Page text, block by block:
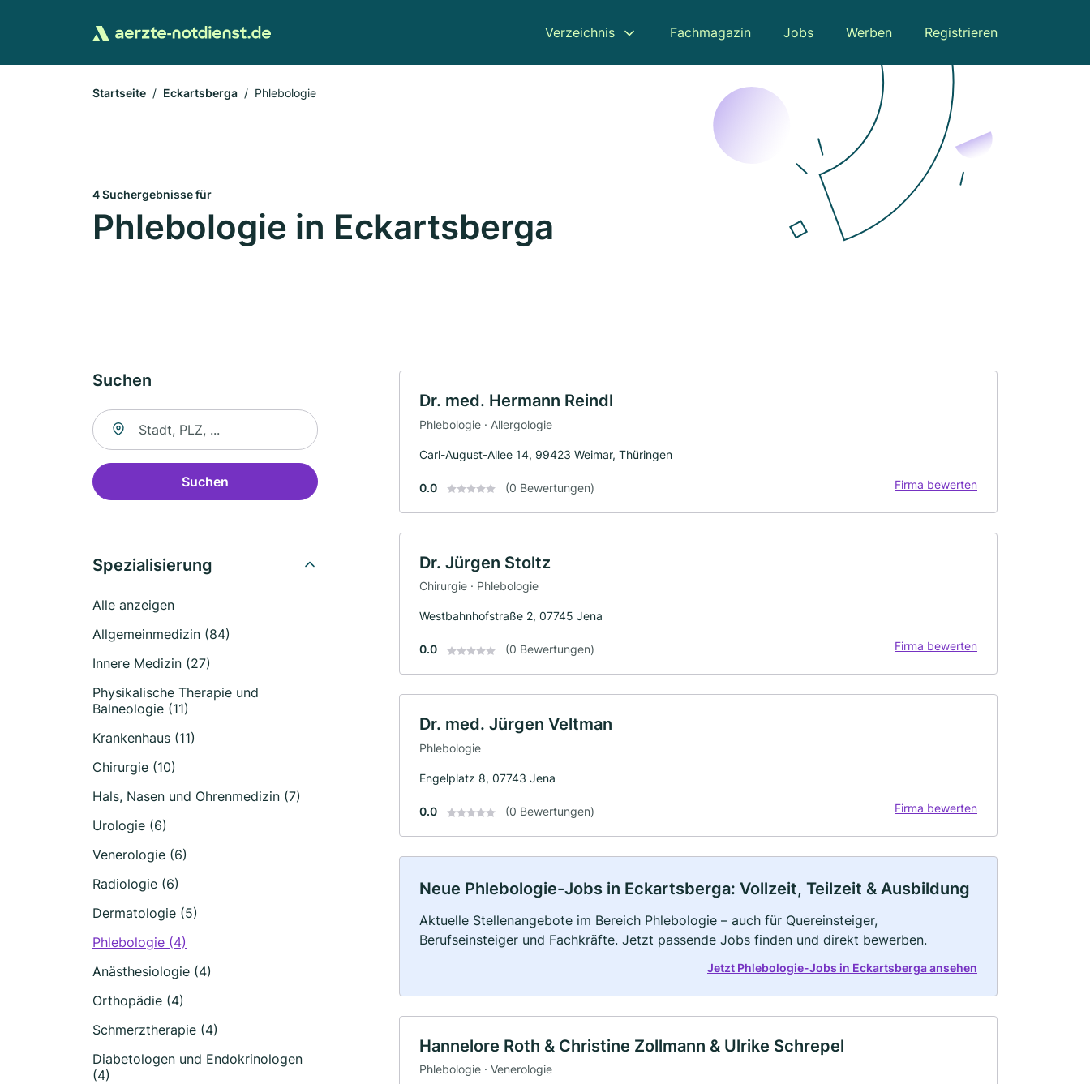
Verzeichnis Fachmagazin Jobs Werben Registrieren
Startseite Eckartsberga Phlebologie
4 Suchergebnisse für
Phlebologie in Eckartsberga
Suchen
Suche nach Ort
Suchen
Spezialisierung
Alle anzeigen
Allgemeinmedizin (84)
Innere Medizin (27)
Physikalische Therapie und
Balneologie (11)
Krankenhaus (11)
Chirurgie (10)
Hals, Nasen und Ohrenmedizin (7)
Urologie (6)
Venerologie (6)
Radiologie (6)
Dermatologie (5)
Phlebologie (4)
Anästhesiologie (4)
Orthopädie (4)
Schmerztherapie (4)
Diabetologen und Endokrinologen
(4)
Dr. med. Hermann Reindl
Phlebologie · Allergologie
Carl-August-Allee 14, 99423 Weimar, Thüringen
0.0 (0 Bewertungen) Firma bewerten
Dr. Jürgen Stoltz
Chirurgie · Phlebologie
Westbahnhofstraße 2, 07745 Jena
0.0 (0 Bewertungen) Firma bewerten
Dr. med. Jürgen Veltman
Phlebologie
Engelplatz 8, 07743 Jena
0.0 (0 Bewertungen) Firma bewerten
Neue Phlebologie-Jobs in Eckartsberga: Vollzeit, Teilzeit & Ausbildung
Aktuelle Stellenangebote im Bereich Phlebologie – auch für Quereinsteiger,
Berufseinsteiger und Fachkräfte. Jetzt passende Jobs finden und direkt bewerben.
Jetzt Phlebologie-Jobs in Eckartsberga ansehen
Hannelore Roth & Christine Zollmann & Ulrike Schrepel
Phlebologie · Venerologie